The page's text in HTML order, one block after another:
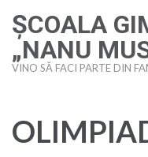
conținut
(apasă
ȘCOALA
„NANU
VINO SĂ FACI PARTE DIN